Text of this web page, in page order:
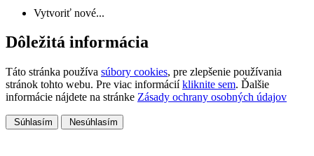
Vytvoriť nové...
Dôležitá informácia
Táto stránka používa súbory cookies, pre zlepšenie používania
stránok tohto webu. Pre viac informáciíkliknite sem. Ďalšie
informácie nájdete na stránke Zásady ochrany osobných údajov
Súhlasím Nesúhlasím